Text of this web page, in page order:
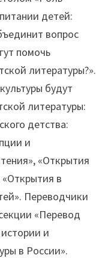
детей:
вопрос
помочь
литературы?».
будут
литературы:
детства:
и
«Открытия
«Открытия в
Переводчики
«Перевод
и
в России».